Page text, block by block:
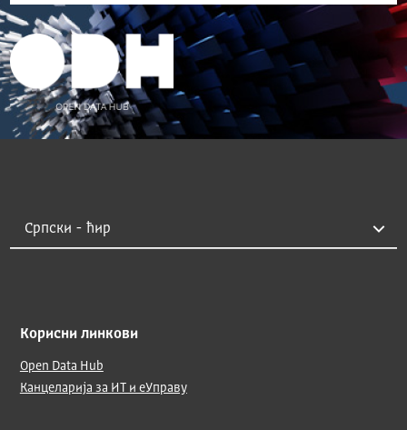
Корисни линкови
Open Data Hub
Канцеларија за ИТ и еУправу